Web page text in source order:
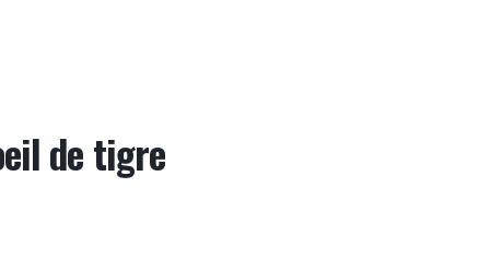
de tigre